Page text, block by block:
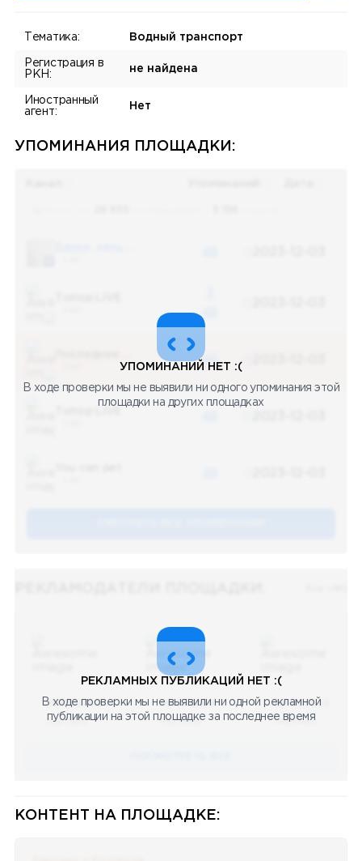
Тематика: Водный транспорт
Регистрация в
РКН:
не найдена
Иностранный
агент:
Нет
УПОМИНАНИЯ ПЛОЩАДКИ:
48
48
УПОМИНАНИЙ НЕТ :(
В ходе проверки мы не выявили ни одного упоминания этой
площадки на других площадках
08.05.2023
Научный
08.05.2023
Научный
08.05.2023
Научный
РЕКЛАМНЫХ ПУБЛИКАЦИЙ НЕТ :(
В ходе проверки мы не выявили ни одной рекламной
публикации на этой площадке за последнее время
КОНТЕНТ НА ПЛОЩАДКЕ: